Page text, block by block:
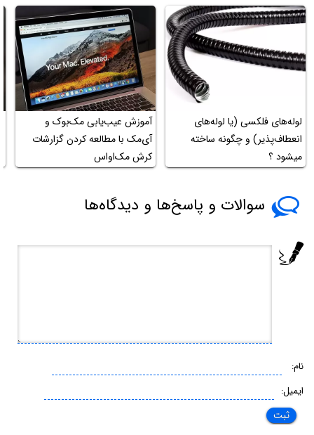
لوله‌های فلکسی (یا لوله‌های
انعطاف‌پذیر) و چگونه ساخته
میشود ؟
آموزش عیب‌یابی مک‌بوک و
آی‌مک با مطالعه کردن گزارشات
کرش مک‌او‌اس
سوالات و پاسخ‌ها و دیدگاه‌ها
نام:
ایمیل: